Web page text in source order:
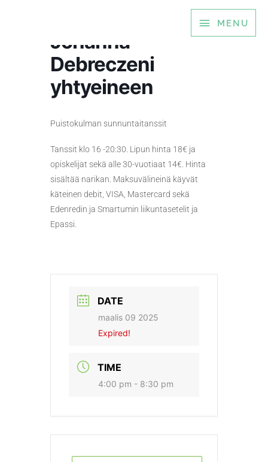
MENU
MENU
Johanna
Debreczeni
yhtyeineen
Puistokulman sunnuntaitanssit
Tanssit klo 16 -20:30. Lipun hinta 18€ ja
opiskelijat sekä alle 30-vuotiaat 14€. Hinta
sisältää narikan. Maksuvälineinä käyvät
käteinen debit, VISA, Mastercard sekä
Edenredin ja Smartumin liikuntasetelit ja
Epassi.
DATE
maalis 09 2025
Expired!
TIME
4:00 pm - 8:30 pm